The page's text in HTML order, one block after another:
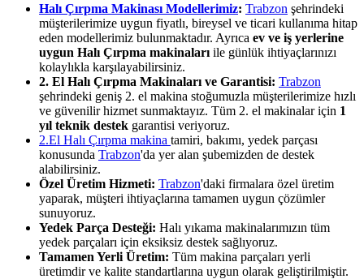
Halı Çırpma Makinası Modellerimiz: Trabzon şehrindeki
müşterilerimize uygun fiyatlı, bireysel ve ticari kullanıma hitap
eden modellerimiz bulunmaktadır. Ayrıca ev ve iş yerlerine
uygun Halı Çırpma makinaları ile günlük ihtiyaçlarınızı
kolaylıkla karşılayabilirsiniz.
2. El Halı Çırpma Makinaları ve Garantisi: Trabzon
şehrindeki geniş 2. el makina stoğumuzla müşterilerimize hızlı
ve güvenilir hizmet sunmaktayız. Tüm 2. el makinalar için 1
yıl teknik destek garantisi veriyoruz.
2.El Halı Çırpma makina tamiri, bakımı, yedek parçası
konusunda Trabzon'da yer alan şubemizden de destek
alabilirsiniz.
Özel Üretim Hizmeti: Trabzon'daki firmalara özel üretim
yaparak, müşteri ihtiyaçlarına tamamen uygun çözümler
sunuyoruz.
Yedek Parça Desteği: Halı yıkama makinalarımızın tüm
yedek parçaları için eksiksiz destek sağlıyoruz.
Tamamen Yerli Üretim: Tüm makina parçaları yerli
üretimdir ve kalite standartlarına uygun olarak geliştirilmiştir.